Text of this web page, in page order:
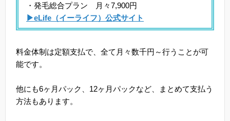
・発毛総合プラン 月々7,900円
▶eLife（イーライフ）公式サイト
料金体制は定額支払で、全て月々数千円～行うことが可
能です。
他にも6ヶ月パック、12ヶ月パックなど、まとめて支払う
方法もあります。